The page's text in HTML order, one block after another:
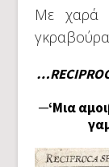
Με χαρά
─‘Μια